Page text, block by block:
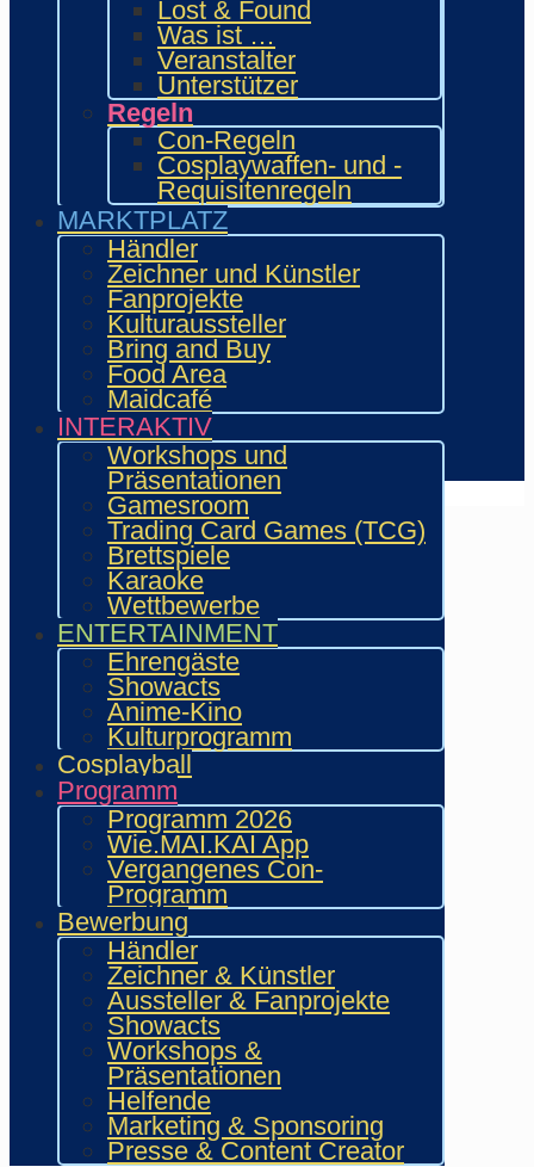
Lost & Found
Was ist …
Veranstalter
Unterstützer
Regeln
Con-Regeln
Cosplaywaffen- und -
Requisitenregeln
MARKTPLATZ
Händler
Zeichner und Künstler
Fanprojekte
Kulturaussteller
Bring and Buy
Food Area
Maidcafé
INTERAKTIV
Workshops und
Präsentationen
Gamesroom
Trading Card Games (TCG)
Brettspiele
Karaoke
Wettbewerbe
ENTERTAINMENT
Ehrengäste
Showacts
Anime-Kino
Kulturprogramm
Cosplayball
Programm
Programm 2026
Wie.MAI.KAI App
Vergangenes Con-
Programm
Bewerbung
Händler
Zeichner & Künstler
Aussteller & Fanprojekte
Showacts
Workshops &
Präsentationen
Helfende
Marketing & Sponsoring
Presse & Content Creator
Anime-Kino
Kulturprogramm
Cosplayball
Programm
Programm 2026
Wie.MAI.KAI App
Vergangenes Con-Programm
Bewerbung
Händler
Zeichner & Künstler
Aussteller & Fanprojekte
Showacts
Workshops & Präsentationen
Helfende
Marketing & Sponsoring
Presse & Content Creator
Verein wie.mai.kai e. V
Kontakt